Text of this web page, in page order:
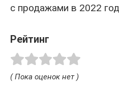
с продажами в 2022
Рейтинг
( Пока оценок нет )